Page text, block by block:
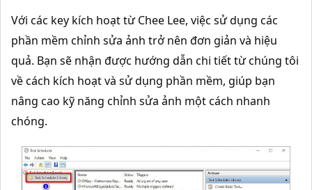
Với các key kích hoạt từ Chee Lee, việc sử dụng các
phần mềm chỉnh sửa ảnh trở nên đơn giản và hiệu
quả. Bạn sẽ nhận được hướng dẫn chi tiết từ chúng tôi
về cách kích hoạt và sử dụng phần mềm, giúp bạn
nâng cao kỹ năng chỉnh sửa ảnh một cách nhanh
chóng.